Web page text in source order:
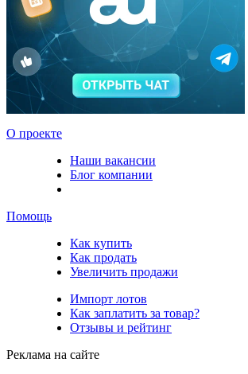
О проекте
Наши вакансии
Блог компании
Помощь
Как купить
Как продать
Увеличить продажи
Импорт лотов
Как заплатить за товар?
Отзывы и рейтинг
Реклама на сайте